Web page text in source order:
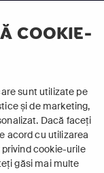
COOKIE-
sunt utilizate pe
și de marketing,
Dacă faceți
acord cu utilizarea
cookie-urile
găsi mai multe